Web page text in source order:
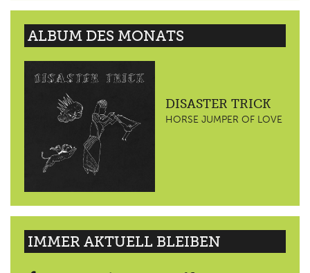
ALBUM DES MONATS
DISASTER TRICK
HORSE JUMPER OF LOVE
IMMER AKTUELL BLEIBEN